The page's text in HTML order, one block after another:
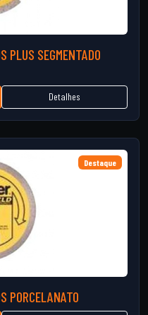
PLUS SEGMENTADO
Detalhes
Destaque
PORCELANATO